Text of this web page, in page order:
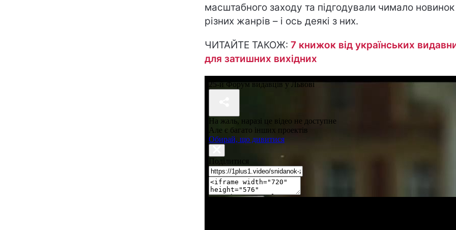
масштабного заходу та підгодували чимало новинок
різних жанрів – і ось деякі з них.
ЧИТАЙТЕ ТАКОЖ: 7 книжок від українських
для затишних вихідних